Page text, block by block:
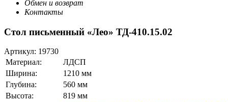
Обмен и возврат
Контакты
Стол письменный «Лео» ТД-410.15.02
Артикул: 19730
Материал:
ЛДСП
Ширина:
1210 мм
Глубина:
560 мм
Высота:
819 мм